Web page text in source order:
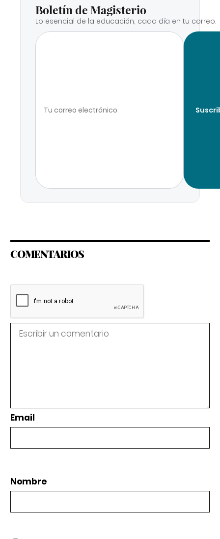
Boletín de Magisterio
Lo esencial de la educación, cada día en tu correo.
COMENTARIOS
Email
Nombre